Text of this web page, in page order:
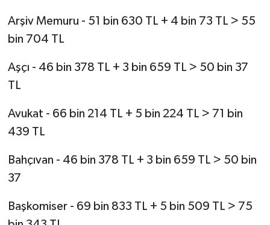
Arşiv Memuru - 51 bin 630 TL + 4 bin 73 TL > 55
bin 704 TL
Aşçı - 46 bin 378 TL + 3 bin 659 TL > 50 bin 37
TL
Avukat - 66 bin 214 TL + 5 bin 224 TL > 71 bin
439 TL
Bahçıvan - 46 bin 378 TL + 3 bin 659 TL > 50 bin
37
Başkomiser - 69 bin 833 TL + 5 bin 509 TL > 75